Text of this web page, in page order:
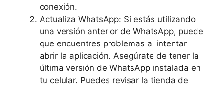
conexión.
Actualiza WhatsApp: Si estás utilizando
una versión anterior de WhatsApp, puede
que encuentres problemas al intentar
abrir la aplicación. Asegúrate de tener la
última versión de WhatsApp instalada en
tu celular. Puedes revisar la tienda de